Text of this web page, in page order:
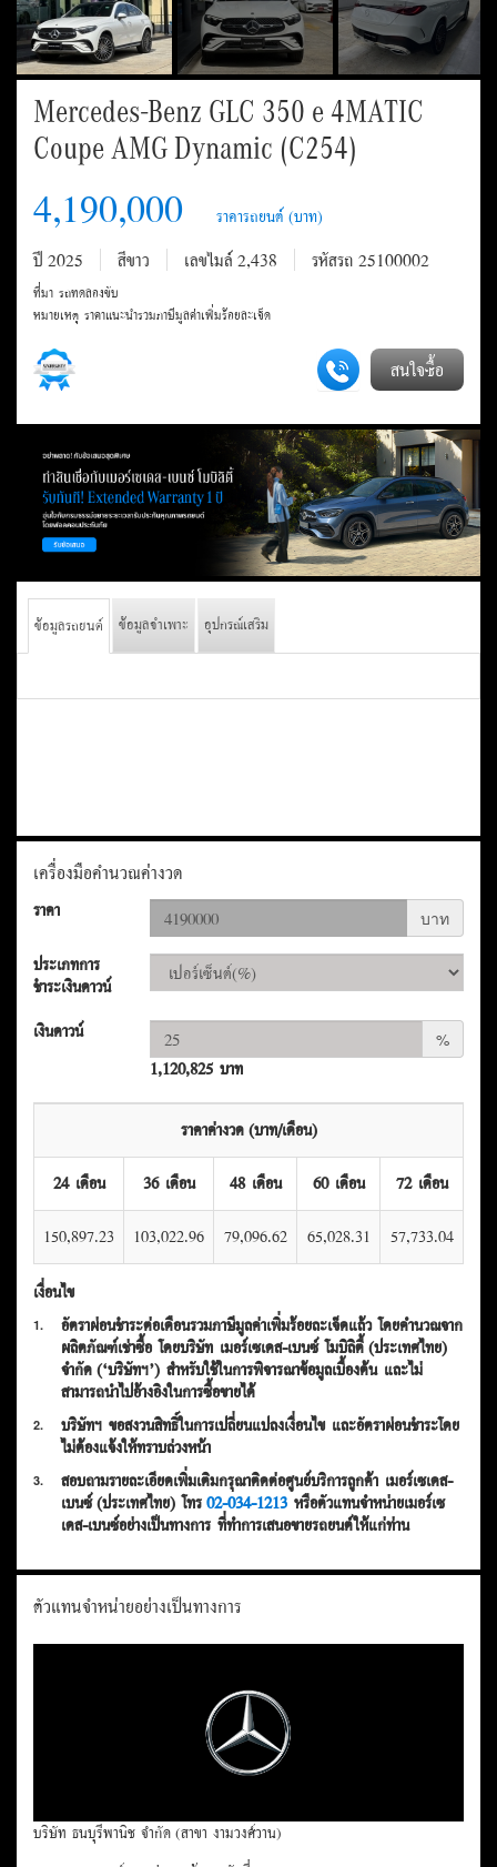
Mercedes-Benz GLC 350 e 4MATIC
Coupe AMG Dynamic (C254)
4,190,000
ปี 2025 สีขาว เลขไมล์ 2,438 รหัสรถ 25100002
ที่มา รถทดลองขับ
หมายเหตุ ราคาแนะนำรวมภาษีมูลค่าเพิ่มร้อยละเจ็ด
สนใจซื้อ
ข้อมูลรถยนต์ ข้อมูลจำเพาะ อุปกรณ์เสริม
เครื่องมือคำนวณค่างวด
ราคา บาท
ประเภทการ
ชำระเงินดาวน์
เงินดาวน์
%
1,120,825 บาท
ราคาค่างวด (บาท/เดือน)
24 เดือน
36 เดือน 48 เดือน 60 เดือน
72 เดือน
150,897.23
103,022.96 79,096.62 65,028.31
57,733.04
เงื่อนไข
1. อัตราผ่อนชำระต่อเดือนรวมภาษีมูลค่าเพิ่มร้อยละเจ็ดแล้ว โดยคำนวณจาก
ผลิตภัณฑ์เช่าซื้อ โดยบริษัท เมอร์เซเดส-เบนซ์ โมบิลิตี้ (ประเทศไทย)
จำกัด (‘บริษัทฯ’) สำหรับใช้ในการพิจารณาข้อมูลเบื้องต้น และไม่
สามารถนำไปอ้างอิงในการซื้อขายได้
2. บริษัทฯ ขอสงวนสิทธิ์ในการเปลี่ยนแปลงเงื่อนไข และอัตราผ่อนชำระโดย
ไม่ต้องแจ้งให้ทราบล่วงหน้า
3. สอบถามรายละเอียดเพิ่มเติมกรุณาติดต่อศูนย์บริการลูกค้า เมอร์เซเดส-
เบนซ์ (ประเทศไทย) โทร02-034-1213 หรือตัวแทนจำหน่ายเมอร์เซ
เดส-เบนซ์อย่างเป็นทางการ ที่ทำการเสนอขายรถยนต์ให้แก่ท่าน
ตัวแทนจำหน่ายอย่างเป็นทางการ
บริษัท ธนบุรีพานิช จำกัด (สาขา งามวงศ์วาน)